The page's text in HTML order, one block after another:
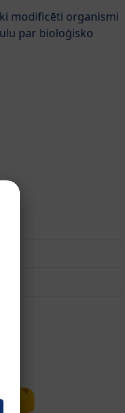
modificēti organismi
par bioloģisko